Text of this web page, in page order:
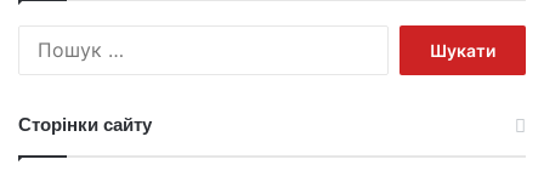
Сторінки сайту